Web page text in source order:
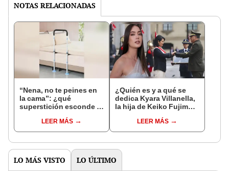
NOTAS RELACIONADAS
“Nena, no te peines en
la cama”: ¿qué
superstición esconde la
Enanitos Verdes?
LEER MÁS
¿Quién es y a qué se
dedica Kyara Villanella,
la hija de Keiko Fujimori
nivel nacional?
LEER MÁS
LO MÁS VISTO LO ÚLTIMO